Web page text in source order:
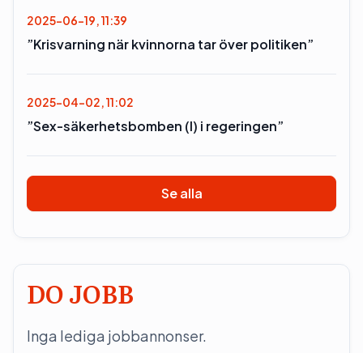
2025-06-19, 11:39
”Krisvarning när kvinnorna tar över politiken”
2025-04-02, 11:02
”Sex-säkerhetsbomben (l) i regeringen”
Se alla
DO JOBB
Inga lediga jobbannonser.